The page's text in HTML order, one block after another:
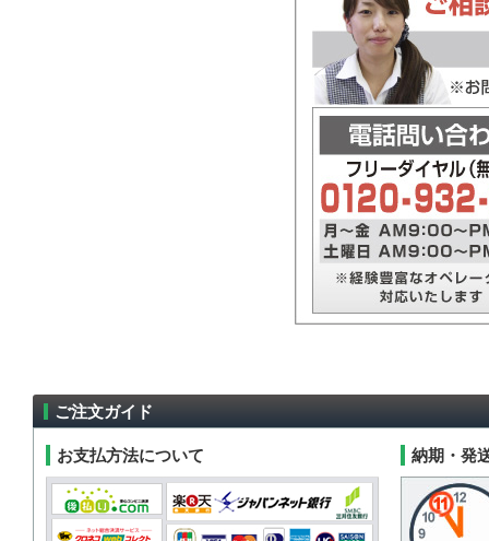
ご注文ガイド
お支払方法について 納期・発